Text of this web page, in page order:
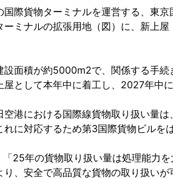
際貨物ターミナルを運営する、東
ーミナルの拡張用地（図）に、新上
面積が約5000m2で、関係する手続
屋として本年中に着工し、2027年中
港における国際線貨物取り扱い量
れに対応するため第3国際貨物ビルを
25年の貨物取り扱い量は処理能力
り、安全で高品質な貨物の取り扱い